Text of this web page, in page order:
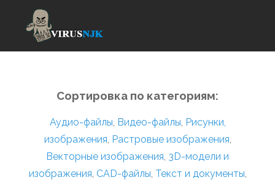
Сортировка по категориям:
Аудио-файлы, Видео-файлы, Рисунки,
изображения, Растровые изображения,
Векторные изображения, 3D-модели и
изображения, CAD-файлы, Текст и документы,